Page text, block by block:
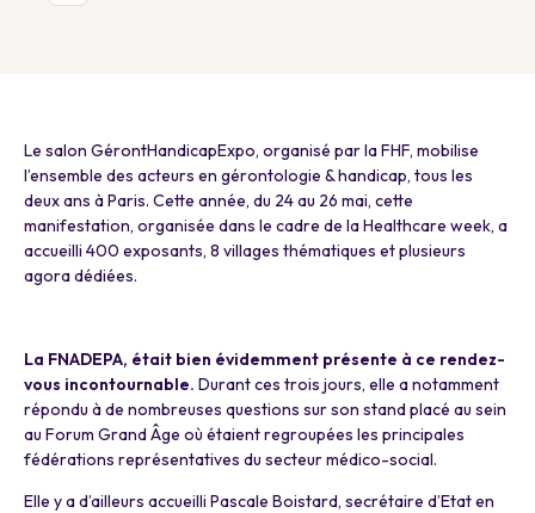
Le salon GérontHandicapExpo, organisé par la FHF, mobilise
l’ensemble des acteurs en gérontologie & handicap, tous les
deux ans à Paris. Cette année, du 24 au 26 mai, cette
manifestation, organisée dans le cadre de la Healthcare week, a
accueilli 400 exposants, 8 villages thématiques et plusieurs
agora dédiées.
La FNADEPA, était bien évidemment présente à ce rendez-
vous incontournable. Durant ces trois jours, elle a notamment
répondu à de nombreuses questions sur son stand placé au sein
au Forum Grand Âge où étaient regroupées les principales
fédérations représentatives du secteur médico-social.
Elle y a d’ailleurs accueilli Pascale Boistard, secrétaire d’Etat en